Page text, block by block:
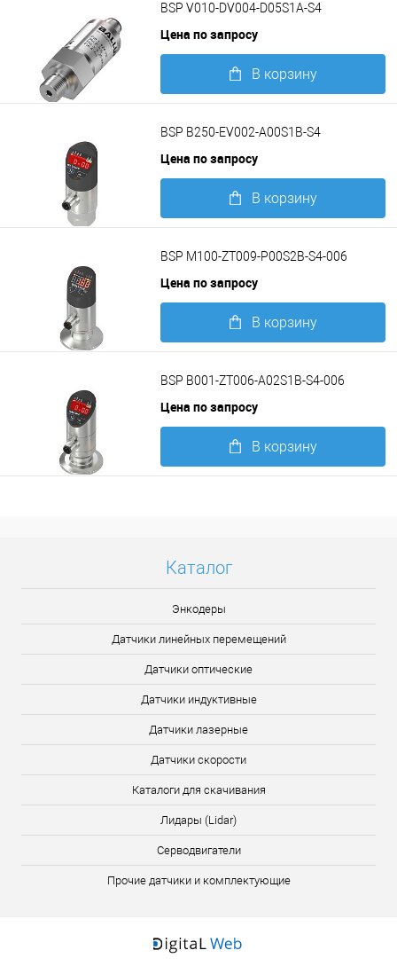
BSP V010-DV004-D05S1A-S4
Цена по запросу
В корзину
BSP B250-EV002-A00S1B-S4
Цена по запросу
В корзину
BSP M100-ZT009-P00S2B-S4-006
Цена по запросу
В корзину
BSP B001-ZT006-A02S1B-S4-006
Цена по запросу
В корзину
Каталог
Энкодеры
Датчики линейных перемещений
Датчики оптические
Датчики индуктивные
Датчики лазерные
Датчики скорости
Каталоги для скачивания
Лидары (Lidar)
Серводвигатели
Прочие датчики и комплектующие